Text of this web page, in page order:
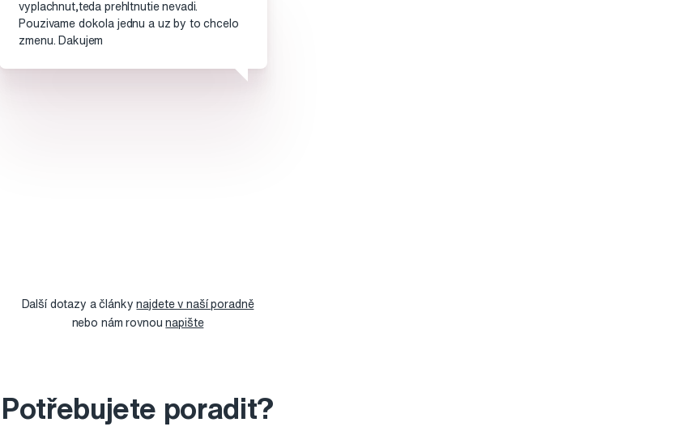
vyplachnut,teda prehltnutie nevadi.
Pouzivame dokola jednu a uz by to chcelo
zmenu. Dakujem
Další dotazy a článkynajdete v naší poradně
nebo nám rovnounapište
Potřebujete poradit?